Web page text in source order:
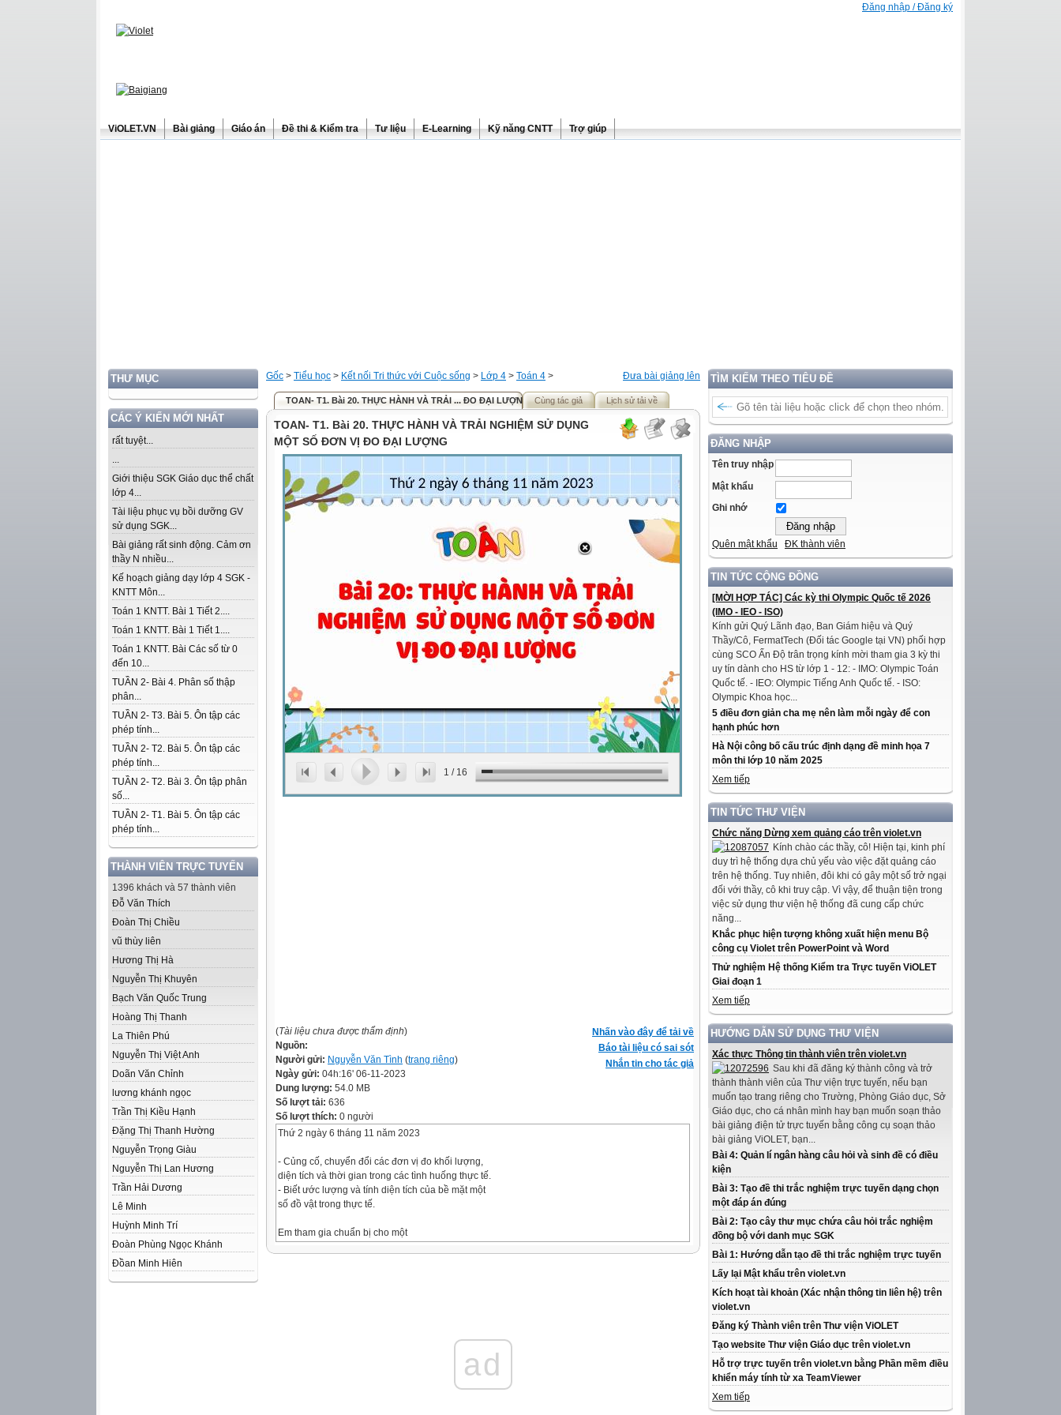
Đăng nhập / Đăng ký
ViOLET.VN Bài giảng Giáo án Đề thi & Kiểm tra Tư liệu E-Learning Kỹ năng CNTT Trợ giúp
THƯ MỤC
CÁC Ý KIẾN MỚI NHẤT
rất tuyệt...
...
Giới thiệu SGK Giáo dục thể chất
lớp 4...
Tài liệu phục vụ bồi dưỡng GV
sử dụng SGK...
Bài giảng rất sinh động. Cảm ơn
thầy N nhiều...
Kế hoạch giảng dạy lớp 4 SGK -
KNTT Môn...
Toán 1 KNTT. Bài 1 Tiết 2....
Toán 1 KNTT. Bài 1 Tiết 1....
Toán 1 KNTT. Bài Các số từ 0
đến 10...
TUẦN 2- Bài 4. Phân số thập
phân...
TUẦN 2- T3. Bài 5. Ôn tập các
phép tính...
TUẦN 2- T2. Bài 5. Ôn tập các
phép tính...
TUẦN 2- T2. Bài 3. Ôn tập phân
số...
TUẦN 2- T1. Bài 5. Ôn tập các
phép tính...
THÀNH VIÊN TRỰC TUYẾN
1396 khách và 57 thành viên
Đỗ Văn Thích
Đoàn Thị Chiều
vũ thùy liên
Hương Thị Hà
Nguyễn Thị Khuyên
Bạch Văn Quốc Trung
Hoàng Thị Thanh
La Thiên Phú
Nguyễn Thị Việt Anh
Doãn Văn Chỉnh
lương khánh ngọc
Trần Thị Kiều Hạnh
Đặng Thị Thanh Hường
Nguyễn Trọng Giàu
Nguyễn Thị Lan Hương
Trần Hải Dương
Lê Minh
Huỳnh Minh Trí
Đoàn Phùng Ngọc Khánh
Đồan Minh Hiên
TÌM KIẾM THEO TIÊU ĐỀ
ĐĂNG NHẬP
Tên truy nhập
Mật khẩu
Ghi nhớ
Quên mật khẩu ĐK thành viên
TIN TỨC CỘNG ĐỒNG
[MỜI HỢP TÁC] Các kỳ thi Olympic Quốc tế 2026
(IMO - IEO - ISO)
Kính gửi Quý Lãnh đạo, Ban Giám hiệu và Quý
Thầy/Cô, FermatTech (Đối tác Google tại VN) phối hợp
cùng SCO Ấn Độ trân trọng kính mời tham gia 3 kỳ thi
uy tín dành cho HS từ lớp 1 - 12: - IMO: Olympic Toán
Quốc tế. - IEO: Olympic Tiếng Anh Quốc tế. - ISO:
Olympic Khoa học...
5 điều đơn giản cha mẹ nên làm mỗi ngày để con
hạnh phúc hơn
Hà Nội công bố cấu trúc định dạng đề minh họa 7
môn thi lớp 10 năm 2025
Xem tiếp
TIN TỨC THƯ VIỆN
Chức năng Dừng xem quảng cáo trên violet.vn
Kính chào các thầy, cô! Hiện tại, kinh phí
duy trì hệ thống dựa chủ yếu vào việc đặt quảng cáo
trên hệ thống. Tuy nhiên, đôi khi có gây một số trở ngại
đối với thầy, cô khi truy cập. Vì vậy, để thuận tiện trong
việc sử dụng thư viện hệ thống đã cung cấp chức
năng...
Khắc phục hiện tượng không xuất hiện menu Bộ
công cụ Violet trên PowerPoint và Word
Thử nghiệm Hệ thống Kiểm tra Trực tuyến ViOLET
Giai đoạn 1
Xem tiếp
HƯỚNG DẪN SỬ DỤNG THƯ VIỆN
Xác thực Thông tin thành viên trên violet.vn
Sau khi đã đăng ký thành công và trở
thành thành viên của Thư viện trực tuyến, nếu bạn
muốn tạo trang riêng cho Trường, Phòng Giáo dục, Sở
Giáo dục, cho cá nhân mình hay bạn muốn soạn thảo
bài giảng điện tử trực tuyến bằng công cụ soạn thảo
bài giảng ViOLET, bạn...
Bài 4: Quản lí ngân hàng câu hỏi và sinh đề có điều
kiện
Bài 3: Tạo đề thi trắc nghiệm trực tuyến dạng chọn
một đáp án đúng
Bài 2: Tạo cây thư mục chứa câu hỏi trắc nghiệm
đồng bộ với danh mục SGK
Bài 1: Hướng dẫn tạo đề thi trắc nghiệm trực tuyến
Lấy lại Mật khẩu trên violet.vn
Kích hoạt tài khoản (Xác nhận thông tin liên hệ) trên
violet.vn
Đăng ký Thành viên trên Thư viện ViOLET
Tạo website Thư viện Giáo dục trên violet.vn
Hỗ trợ trực tuyến trên violet.vn bằng Phần mềm điều
khiển máy tính từ xa TeamViewer
Xem tiếp
Đưa bài giảng lên
Gốc > Tiểu học > Kết nối Tri thức với Cuộc sống > Lớp 4 > Toán 4 >
TOAN- T1. Bài 20. THỰC HÀNH VÀ TRẢI ... ĐO ĐẠI LƯỢNG Cùng tác giả Lịch sử tải về
TOAN- T1. Bài 20. THỰC HÀNH VÀ TRẢI NGHIỆM SỬ DỤNG
MỘT SỐ ĐƠN VỊ ĐO ĐẠI LƯỢNG
1 / 16
Nhấn vào đây để tải về
Báo tài liệu có sai sót
Nhắn tin cho tác giả
(Tài liệu chưa được thẩm định)
Nguồn:
Người gửi: Nguyễn Văn Tình (trang riêng)
Ngày gửi: 04h:16' 06-11-2023
Dung lượng: 54.0 MB
Số lượt tải: 636
Số lượt thích: 0 người
Thứ 2 ngày 6 tháng 11 năm 2023
- Củng cố, chuyển đổi các đơn vị đo khối lượng,
diện tích và thời gian trong các tình huống thực tế.
- Biết ước lượng và tính diện tích của bề mặt một
số đồ vật trong thực tế.
Em tham gia chuẩn bị cho một
ad